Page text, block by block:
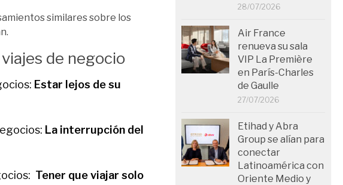
similares sobre los
de negocio
Estar lejos de su
La interrupción del
Tener que viajar solo
28/07/2026
Air France
renueva su sala
VIP La Première
en París-Charles
de Gaulle
27/07/2026
Etihad y Abra
Group se alían para
conectar
Latinoamérica con
Oriente Medio y